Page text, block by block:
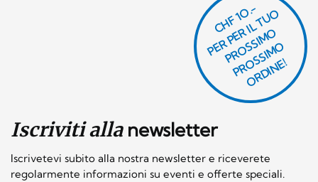
Iscriviti allanewsletter
Iscrivetevi subito alla nostra newsletter e riceverete
regolarmente informazioni su eventi e offerte speciali.
CHF 1O.-
P
E
R
P
E
R I
L
T
U
O
P
R
O
S
SI
M
O
P
R
O
S
SI
M
O
O
R
DI
N
E!